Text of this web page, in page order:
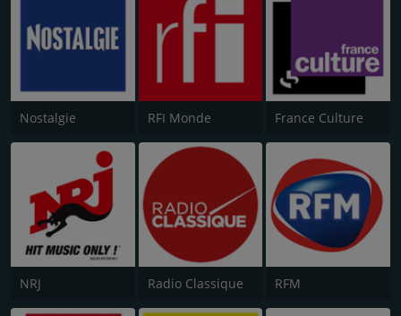
Nostalgie RFI Monde France Culture
NRJ Radio Classique RFM